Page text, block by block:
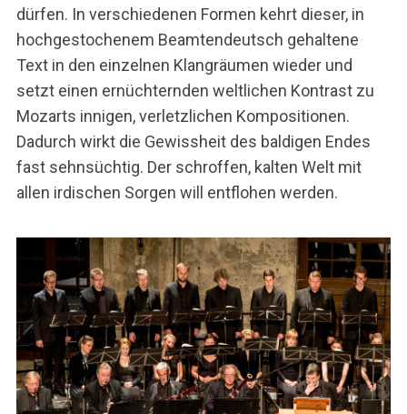
dürfen. In verschiedenen Formen kehrt dieser, in
hochgestochenem Beamtendeutsch gehaltene
Text in den einzelnen Klangräumen wieder und
setzt einen ernüchternden weltlichen Kontrast zu
Mozarts innigen, verletzlichen Kompositionen.
Dadurch wirkt die Gewissheit des baldigen Endes
fast sehnsüchtig. Der schroffen, kalten Welt mit
allen irdischen Sorgen will entflohen werden.
c
h
f
o
: